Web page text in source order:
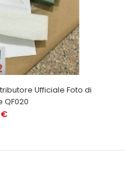
Ufficiale Foto di
QF020